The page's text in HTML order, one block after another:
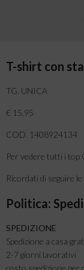
T-shirt con
TG. UNICA
€ 15,95
COD. 1408924134
Per vedere tutti i top
Ricordati di seguire
Politica:
SPEDIZIONE
Spedizione a casa
2-7 giorni lavorativi
costo spedizione